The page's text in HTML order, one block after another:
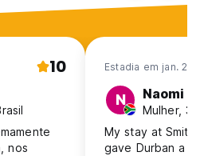
10
nos
Estadia em jan.
N Naomi
Mulher,
My stay at
gave Durban a